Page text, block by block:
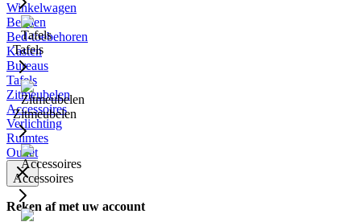
Winkelwagen
Tafels
Zitmeubelen
Accessoires
Bedden
Bed-toebehoren
Kasten
Bureaus
Tafels
Zitmeubelen
Accessoires
Verlichting
Ruimtes
Outlet
Reken af met uw account